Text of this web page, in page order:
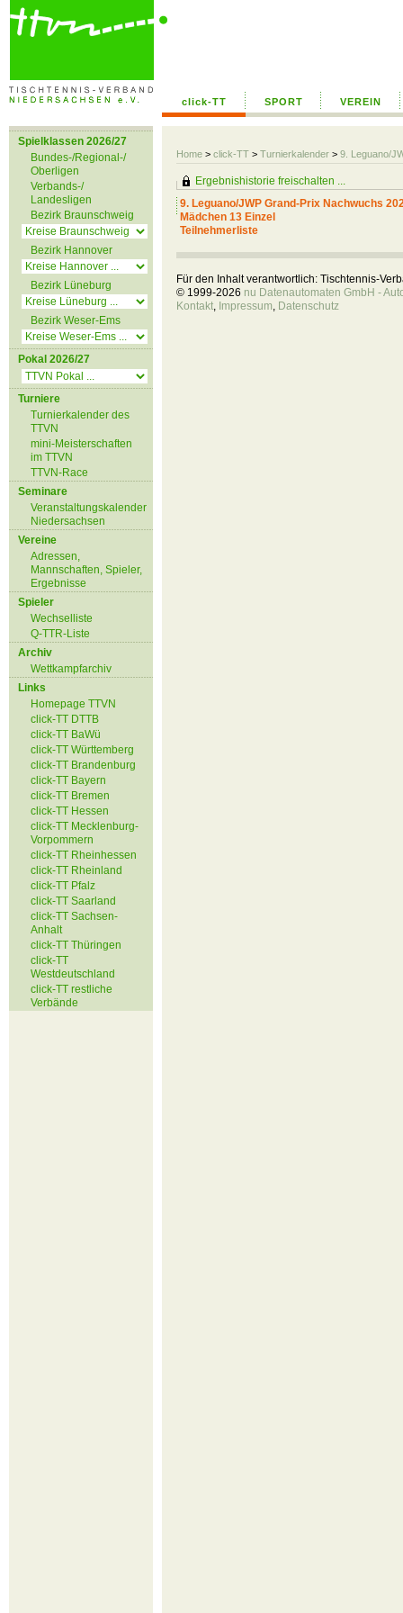
click-TT SPORT VEREIN
Home > click-TT > Turnierkalender > 9. Leguano/
Spielklassen 2026/27
Bundes-/Regional-/
Oberligen
Verbands-/
Landesligen
Bezirk Braunschweig
Bezirk Hannover
Bezirk Lüneburg
Bezirk Weser-Ems
Pokal 2026/27
Turniere
Turnierkalender des
TTVN
mini-Meisterschaften
im TTVN
TTVN-Race
Seminare
Veranstaltungskalender
Niedersachsen
Vereine
Adressen,
Mannschaften, Spieler,
Ergebnisse
Spieler
Wechselliste
Q-TTR-Liste
Archiv
Wettkampfarchiv
Links
Homepage TTVN
click-TT DTTB
click-TT BaWü
click-TT Württemberg
click-TT Brandenburg
click-TT Bayern
click-TT Bremen
click-TT Hessen
click-TT Mecklenburg-
Vorpommern
click-TT Rheinhessen
click-TT Rheinland
click-TT Pfalz
click-TT Saarland
click-TT Sachsen-
Anhalt
click-TT Thüringen
click-TT
Westdeutschland
click-TT restliche
Verbände
Ergebnishistorie freischalten ...
9. Leguano/JWP Grand-Prix Nachwuchs
Mädchen 13 Einzel
Teilnehmerliste
Für den Inhalt verantwortlich: Tischtennis-
© 1999-2026 nu Datenautomaten GmbH -
Kontakt, Impressum, Datenschutz